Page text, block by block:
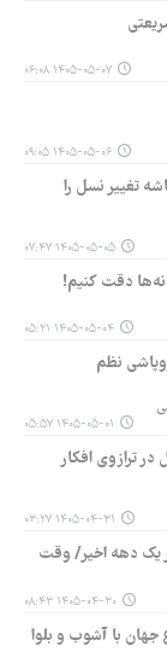
۱۴۰۵-۰۵-۰۷ ۰۶:۰۸
۱۴۰۵-۰۵-۰۶ ۰۹:۰۵
تغییر نسل را
۱۴۰۵-۰۵-۰۵ ۰۷:۴۷
دقت کنیم!
۱۴۰۵-۰۵-۰۴ ۰۵:۲۱
نظم
۱۴۰۵-۰۵-۰۱ ۰۵:۵۷
فوتبال ۳۶۰ / عادل در ترازوی افکار
۱۴۰۵-۰۴-۳۱ ۰۳:۲۷
در یک دهه اخیر/ وقت
۱۴۰۵-۰۴-۳۰ ۰۸:۴۳
با آشوب و بلوا